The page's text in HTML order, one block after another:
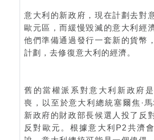
意大利的新政府，現在計劃去對
歐元區，而緩慢毀滅的意大利經
他們準備通過發行一套新的貨幣
計劃，去修復意大利的經濟。
舊的當權派系對意大利新政府
喪，以至於意大利總統塞爾焦·
新政府的財政部長候選人投了反
反對歐元。根據意大利P2共濟